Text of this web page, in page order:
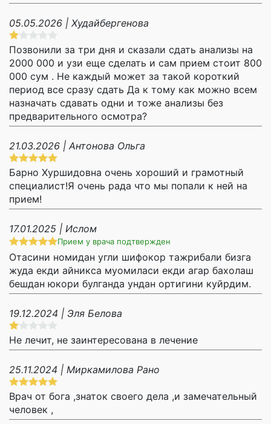
05.05.2026 | Худайбергенова
Позвонили за три дня и сказали сдать анализы на
2000 000 и узи еще сделать и сам прием стоит 800
000 сум . Не каждый может за такой короткий
период все сразу сдать Да к тому как можно всем
назначать сдавать одни и тоже анализы без
предварительного осмотра?
21.03.2026 | Антонова Ольга
Барно Хуршидовна очень хороший и грамотный
специалист!Я очень рада что мы попали к ней на
прием!
17.01.2025 | Ислом
Прием у врача подтвержден
Отасини номидан угли шифокор тажрибали бизга
жуда екди айникса муомиласи екди агар бахолаш
бешдан юкори булганда ундан ортигини куйрдим.
19.12.2024 | Эля Белова
Не лечит, не заинтересована в лечение
25.11.2024 | Миркамилова Рано
Врач от бога ,знаток своего дела ,и замечательный
человек ,